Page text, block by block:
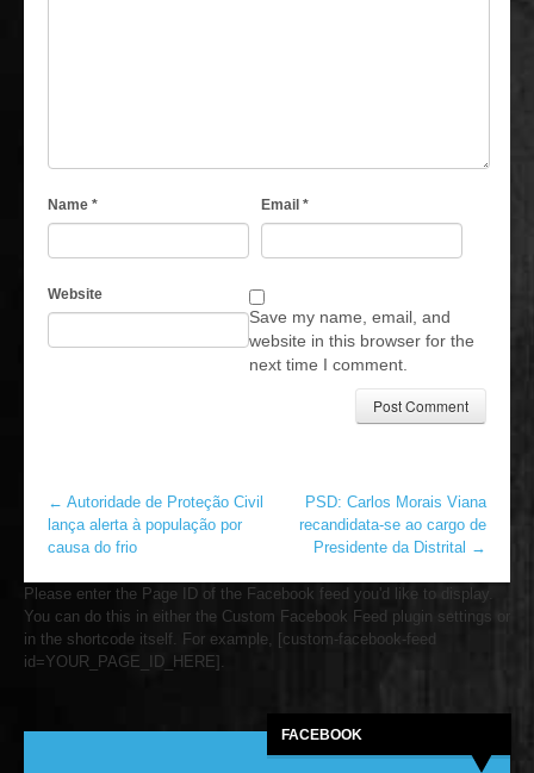
Name * Email *
Website
Save my name, email, and
website in this browser for the
next time I comment.
← Autoridade de Proteção Civil
lança alerta à população por
causa do frio
PSD: Carlos Morais Viana
recandidata-se ao cargo de
Presidente da Distrital →
Please enter the Page ID of the Facebook feed you'd like to display.
You can do this in either the Custom Facebook Feed plugin settings or
in the shortcode itself. For example, [custom-facebook-feed
id=YOUR_PAGE_ID_HERE].
FACEBOOK